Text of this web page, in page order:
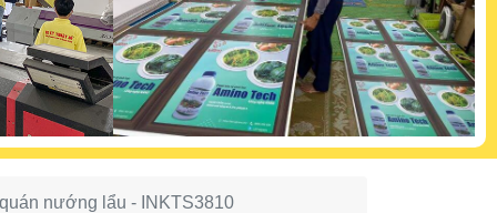
nướng lẩu - INKTS3810